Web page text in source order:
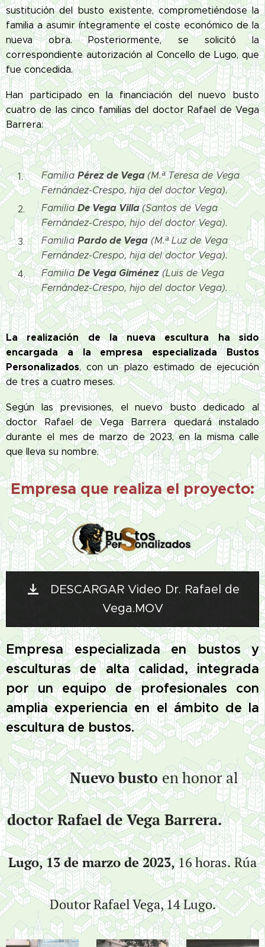
sustitución del busto existente, comprometiéndose la
familia a asumir íntegramente el coste económico de la
nueva obra. Posteriormente, se solicitó la
correspondiente autorización al Concello de Lugo, que
fue concedida.
Han participado en la financiación del nuevo busto
cuatro de las cinco familias del doctor Rafael de Vega
Barrera:
FamiliaPérez de Vega (M.ª Teresa de Vega
Fernández-Crespo, hija del doctor Vega).
FamiliaDe Vega Villa(Santos de Vega
Fernández-Crespo, hijo del doctor Vega).
FamiliaPardo de Vega(M.ª Luz de Vega
Fernández-Crespo, hija del doctor Vega).
FamiliaDe Vega Giménez(Luis de Vega
Fernández-Crespo, hijo del doctor Vega).
La realización de la nueva escultura ha sido
encargada a la empresa especializada Bustos
Personalizados, con un plazo estimado de ejecución
de tres a cuatro meses.
Según las previsiones, el nuevo busto dedicado al
doctor Rafael de Vega Barrera quedará instalado
durante el mes de marzo de 2023, en la misma calle
que lleva su nombre.
Empresa que realiza el proyecto:
DESCARGAR Video Dr. Rafael de
Vega.MOV
Empresa especializada en bustos y
esculturas de alta calidad, integrada
por un equipo de profesionales con
amplia experiencia en el ámbito de la
escultura de bustos.
Nuevobustoen honor al
doctor Rafael de Vega Barrera.
Lugo, 13 de marzo de 2023,16 horas. Rúa
Doutor Rafael Vega, 14 Lugo.